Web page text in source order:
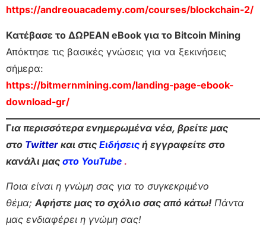
https://andreouacademy.com/courses/blockchain-2/
Κατέβασε το ΔΩΡΕΑΝ eBook για το Bitcoin Mining
Απόκτησε τις βασικές γνώσεις για να ξεκινήσεις
σήμερα:
https://bitmernmining.com/landing-page-ebook-
download-gr/
Για περισσότερα ενημερωμένα νέα, βρείτε μας
στο Twitter και στις Ειδήσεις ή εγγραφείτε στο
κανάλι μας στο YouTube .
Ποια είναι η γνώμη σας για το συγκεκριμένο
θέμα;Αφήστε μας το σχόλιο σας από κάτω! Πάντα
μας ενδιαφέρει η γνώμη σας!